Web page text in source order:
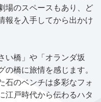
場のスペースもあり、ど
報を入手してから出かけ
い橋」や「オランダ坂
橋に旅情を感じます。
石のベンチは多彩なフォ
江戸時代から伝わるハタ